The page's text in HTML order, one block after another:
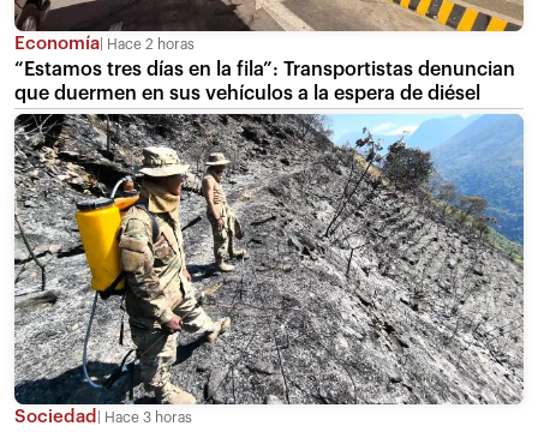
Economía Hace 2 horas
“Estamos tres días en la fila”: Transportistas denuncian
que duermen en sus vehículos a la espera de diésel
Sociedad Hace 3 horas